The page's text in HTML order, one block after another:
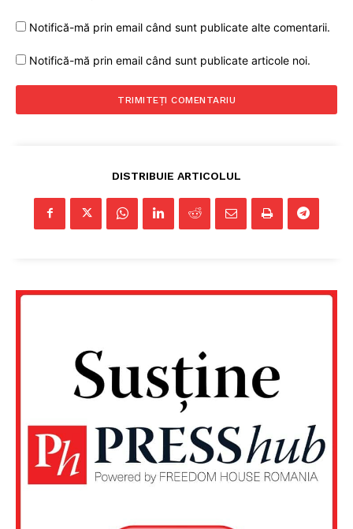
Notifică-mă prin email când sunt publicate alte comentarii.
Notifică-mă prin email când sunt publicate articole noi.
DISTRIBUIE ARTICOLUL